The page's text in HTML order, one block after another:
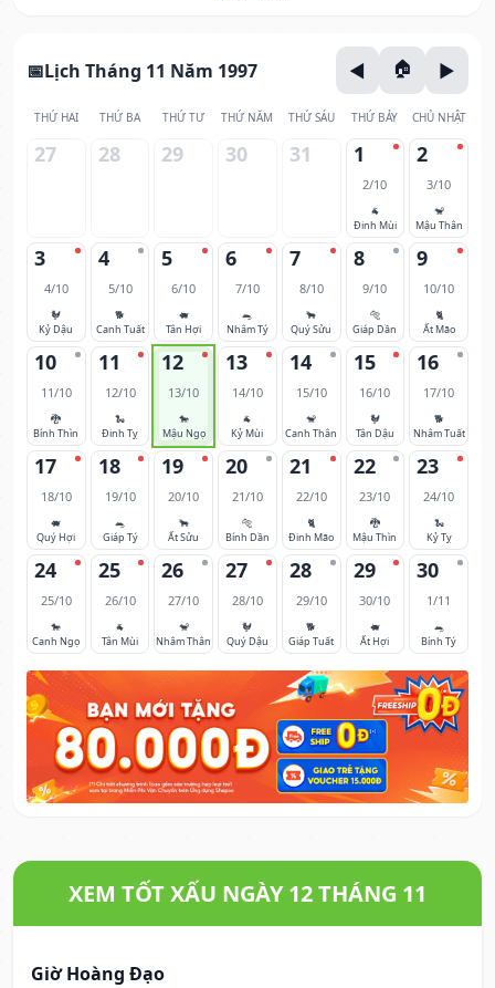
Lịch Tháng 11 Năm 1997
THỨ HAI THỨ BA THỨ TƯ THỨ NĂM THỨ SÁU THỨ BẢY CHỦ NHẬT
27 28 29 30 31 1
2/10
🐐
Đinh Mùi
2
3/10
🐒
Mậu Thân
3
4/10
🐓
Kỷ Dậu
4
5/10
🐕
Canh Tuất
5
6/10
🐖
Tân Hợi
6
7/10
🐀
Nhâm Tý
7
8/10
🐂
Quý Sửu
8
9/10
🐅
Giáp Dần
9
10/10
🐈
Ất Mão
10
11/10
🐉
Bính Thìn
11
12/10
🐍
Đinh Tỵ
12
13/10
🐎
Mậu Ngọ
13
14/10
🐐
Kỷ Mùi
14
15/10
🐒
Canh Thân
15
16/10
🐓
Tân Dậu
16
17/10
🐕
Nhâm Tuất
17
18/10
🐖
Quý Hợi
18
19/10
🐀
Giáp Tý
19
20/10
🐂
Ất Sửu
20
21/10
🐅
Bính Dần
21
22/10
🐈
Đinh Mão
22
23/10
🐉
Mậu Thìn
23
24/10
🐍
Kỷ Tỵ
24
25/10
🐎
Canh Ngọ
25
26/10
🐐
Tân Mùi
26
27/10
🐒
Nhâm Thân
27
28/10
🐓
Quý Dậu
28
29/10
🐕
Giáp Tuất
29
30/10
🐖
Ất Hợi
30
1/11
🐀
Bính Tý
XEM TỐT XẤU NGÀY 12 THÁNG 11
Giờ Hoàng Đạo